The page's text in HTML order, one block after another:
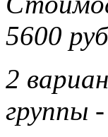
5600
2
группы